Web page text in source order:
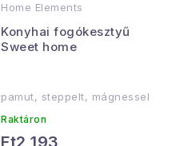
Home Elements
Konyhai fogókesztyű
Sweet home
pamut, steppelt, mágnessel
Raktáron
Ft2 193